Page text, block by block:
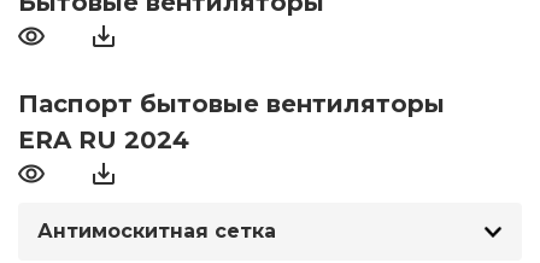
Паспорт бытовые вентиляторы
ERA RU 2024
Антимоскитная сетка